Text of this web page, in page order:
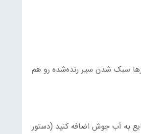
سبک شدن سیر رنده‌شده رو هم
به آب جوش اضافه کنید (دستور